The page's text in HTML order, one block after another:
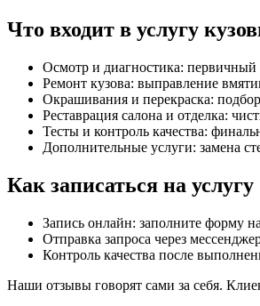
Что входит в услугу
Осмотр и диагностика:
Ремонт кузова: выправление
Окрашивания и перекраска:
Реставрация салона и отделка:
Тесты и контроль качества:
Дополнительные услуги: замена
Как записаться на услугу
Запись онлайн: заполните форму
Отправка запроса через
Контроль качества после
Наши отзывы говорят сами за себя.